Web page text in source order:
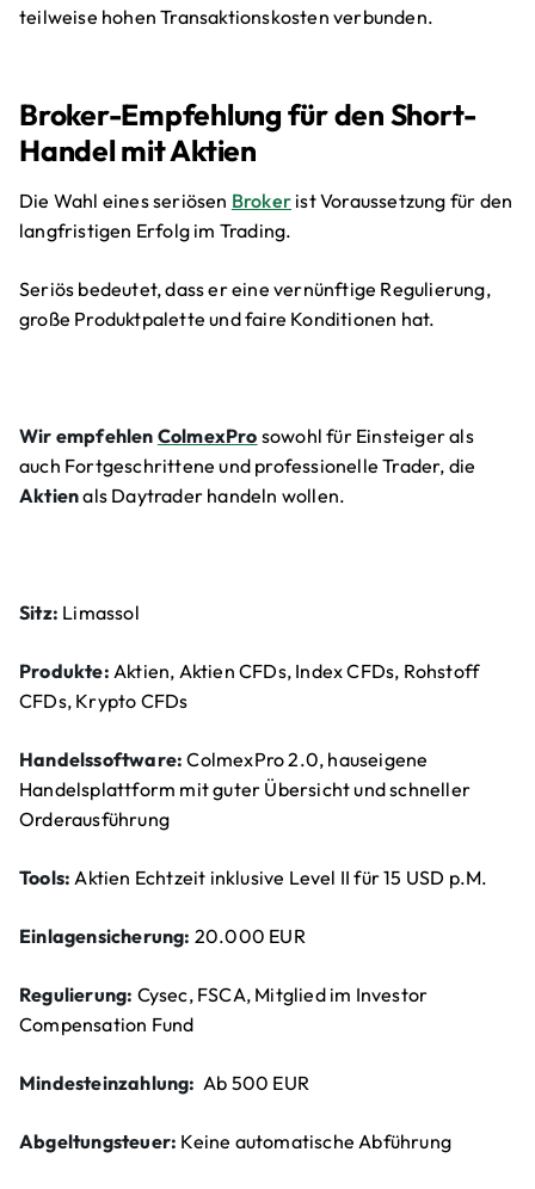
teilweise hohen Transaktionskosten verbunden.
Broker-Empfehlung für den Short-
Handel mit Aktien
Die Wahl eines seriösen Broker ist Voraussetzung für den
langfristigen Erfolg im Trading.
Seriös bedeutet, dass er eine vernünftige Regulierung,
große Produktpalette und faire Konditionen hat.
Wir empfehlen ColmexPro sowohl für Einsteiger als
auch Fortgeschrittene und professionelle Trader, die
Aktienals Daytrader handeln wollen.
Sitz: Limassol
Produkte: Aktien, Aktien CFDs, Index CFDs, Rohstoff
CFDs, Krypto CFDs
Handelssoftware: ColmexPro 2.0, hauseigene
Handelsplattform mit guter Übersicht und schneller
Orderausführung
Tools: Aktien Echtzeit inklusive Level II für 15 USD p.M.
Einlagensicherung: 20.000 EUR
Regulierung: Cysec, FSCA, Mitglied im Investor
Compensation Fund
Mindesteinzahlung: Ab 500 EUR
Abgeltungsteuer: Keine automatische Abführung